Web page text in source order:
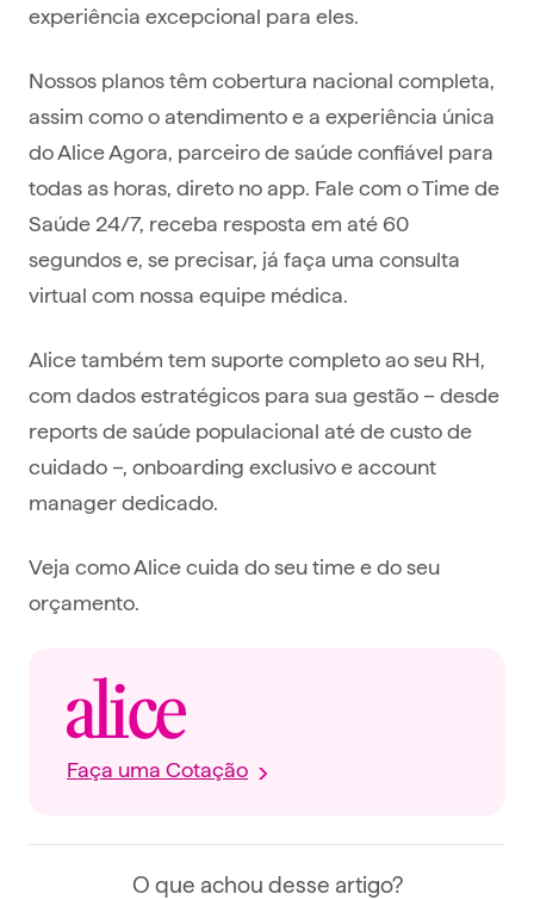
experiência excepcional para eles.
Nossos planos têm cobertura nacional completa,
assim como o atendimento e a experiência única
do Alice Agora, parceiro de saúde confiável para
todas as horas, direto no app. Fale com o Time de
Saúde 24/7, receba resposta em até 60
segundos e, se precisar, já faça uma consulta
virtual com nossa equipe médica.
Alice também tem suporte completo ao seu RH,
com dados estratégicos para sua gestão – desde
reports de saúde populacional até de custo de
cuidado –, onboarding exclusivo e account
manager dedicado.
Veja como Alice cuida do seu time e do seu
orçamento.
Faça uma Cotação
O que achou desse artigo?